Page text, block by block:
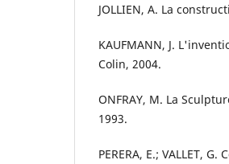
JOLLIEN, A. La
KAUFMANN, J.
Colin, 2004.
ONFRAY, M. La
1993.
PERERA, E.; VALLET,